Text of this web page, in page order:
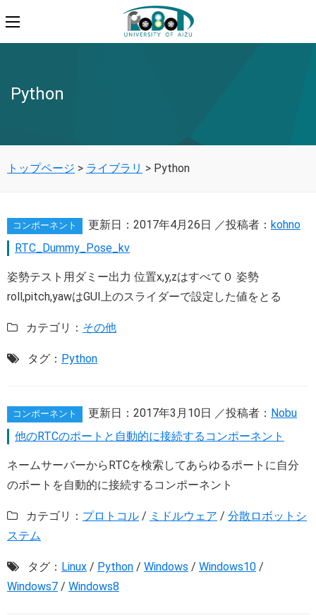
Python
トップページ > ライブラリ > Python
コンポーネント 更新日： 2017年4月26日 ／投稿者： kohno
RTC_Dummy_Pose_kv
姿勢テスト用ダミー出力 位置x,y,zはすべて０ 姿勢
roll,pitch,yawはGUI上のスライダーで設定した値をとる
カテゴリ： その他
タグ： Python
コンポーネント 更新日： 2017年3月10日 ／投稿者： Nobu
他のRTCのポートと自動的に接続するコンポーネント
ネームサーバーからRTCを検索してあらゆるポートに自分
のポートを自動的に接続するコンポーネント
カテゴリ： プロトコル / ミドルウェア / 分散ロボットシ
ステム
タグ： Linux / Python / Windows / Windows10 /
Windows7 / Windows8